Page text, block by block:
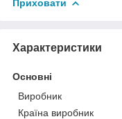
Приховати
Характеристики
Основні
Виробник
Країна виробник